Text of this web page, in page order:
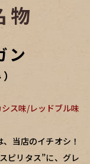
ン
ス味/レッドブル味
当店のイチオシ！
ピリタス”に、グレ